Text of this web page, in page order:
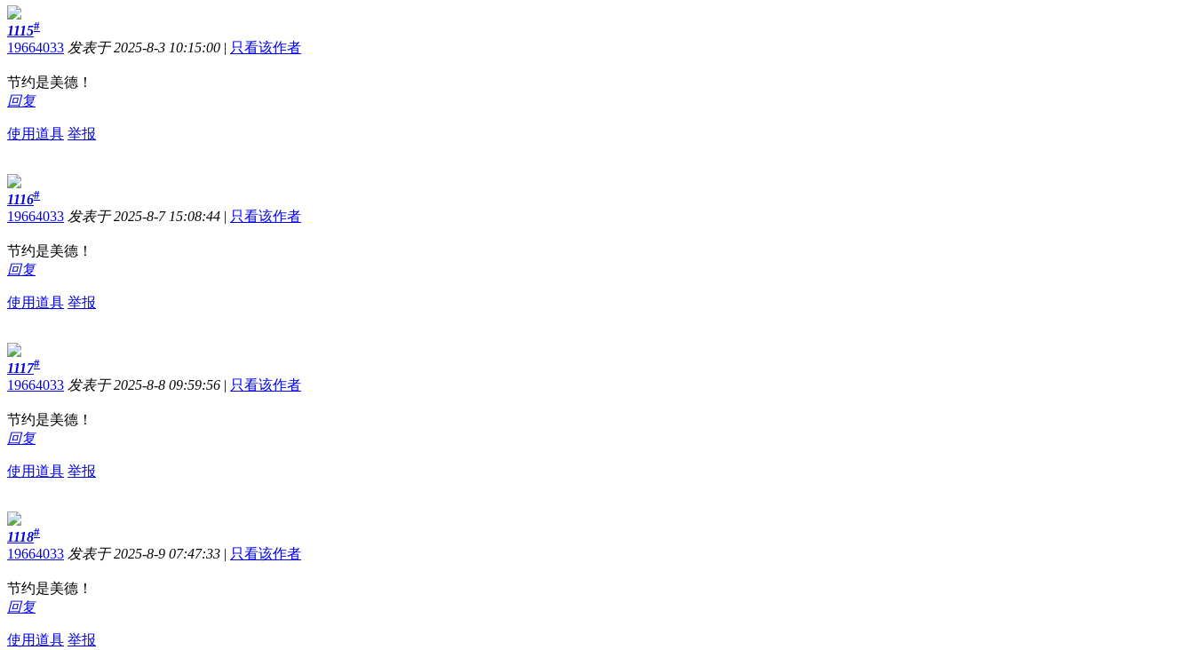
1115#
19664033 发表于 2025-8-3 10:15:00 | 只看该作者
节约是美德！
回复
使用道具 举报
1116#
19664033 发表于 2025-8-7 15:08:44 | 只看该作者
节约是美德！
回复
使用道具 举报
1117#
19664033 发表于 2025-8-8 09:59:56 | 只看该作者
节约是美德！
回复
使用道具 举报
1118#
19664033 发表于 2025-8-9 07:47:33 | 只看该作者
节约是美德！
回复
使用道具 举报